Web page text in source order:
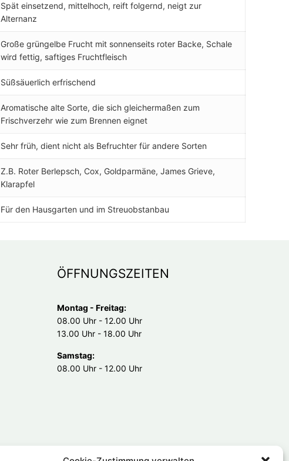
Spät einsetzend, mittelhoch, reift folgernd, neigt zur
Alternanz
Große grüngelbe Frucht mit sonnenseits roter Backe, Schale
wird fettig, saftiges Fruchtfleisch
Süßsäuerlich erfrischend
Aromatische alte Sorte, die sich gleichermaßen zum
Frischverzehr wie zum Brennen eignet
Sehr früh, dient nicht als Befruchter für andere Sorten
Z.B. Roter Berlepsch, Cox, Goldparmäne, James Grieve,
Klarapfel
Für den Hausgarten und im Streuobstanbau
ÖFFNUNGSZEITEN
Montag - Freitag:
08.00 Uhr - 12.00 Uhr
13.00 Uhr - 18.00 Uhr
Samstag:
08.00 Uhr - 12.00 Uhr